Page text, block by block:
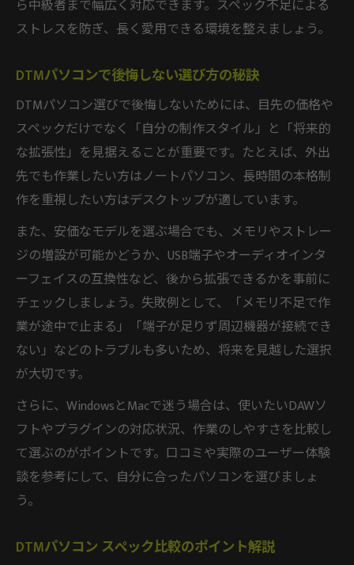
ら中級者まで幅広く対応できます。スペック不足による
ストレスを防ぎ、長く愛用できる環境を整えましょう。
DTMパソコンで後悔しない選び方の秘訣
DTMパソコン選びで後悔しないためには、目先の価格や
スペックだけでなく「自分の制作スタイル」と「将来的
な拡張性」を見据えることが重要です。たとえば、外出
先でも作業したい方はノートパソコン、長時間の本格制
作を重視したい方はデスクトップが適しています。
また、安価なモデルを選ぶ場合でも、メモリやストレー
ジの増設が可能かどうか、USB端子やオーディオインタ
ーフェイスの互換性など、後から拡張できるかを事前に
チェックしましょう。失敗例として、「メモリ不足で作
業が途中で止まる」「端子が足りず周辺機器が接続でき
ない」などのトラブルも多いため、将来を見越した選択
が大切です。
さらに、WindowsとMacで迷う場合は、使いたいDAWソ
フトやプラグインの対応状況、作業のしやすさを比較し
て選ぶのがポイントです。口コミや実際のユーザー体験
談を参考にして、自分に合ったパソコンを選びましょ
う。
DTMパソコン スペック比較のポイント解説